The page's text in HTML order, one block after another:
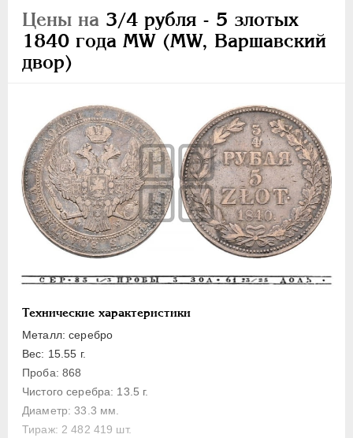
Цены на 3/4 рубля - 5 злотых
1840 года МW (MW, Варшавский
двор)
Технические характеристики
Металл: серебро
Вес: 15.55 г.
Проба: 868
Чистого серебра: 13.5 г.
Диаметр: 33.3 мм.
Тираж: 2 482 419 шт.
АННА ИОАННОВНА 1730-1740
ИОАНН АНТОНОВИЧ
1740-1741
ЕЛИЗАВЕТА
ЕКАТЕРИНА II 1762-1796
ПАВЕЛ I 1796-1801
АЛЕКСАНДР I 1801-1825
НИКОЛАЙ I 1826-1855
Платина
Золото
Серебро
Медь
Памятные и донативные
Для Грузии
Для Польши
Русско-Польские
Полтина